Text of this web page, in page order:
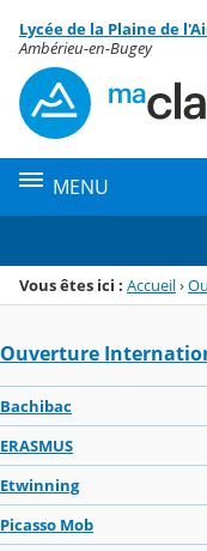
Menu de la rubrique
Contenu
Lycée de la Plaine de
Ambérieu-en-Bugey
MENU
Vous êtes ici : Accueil›
Ouverture
Bachibac
ERASMUS
Etwinning
Picasso Mob